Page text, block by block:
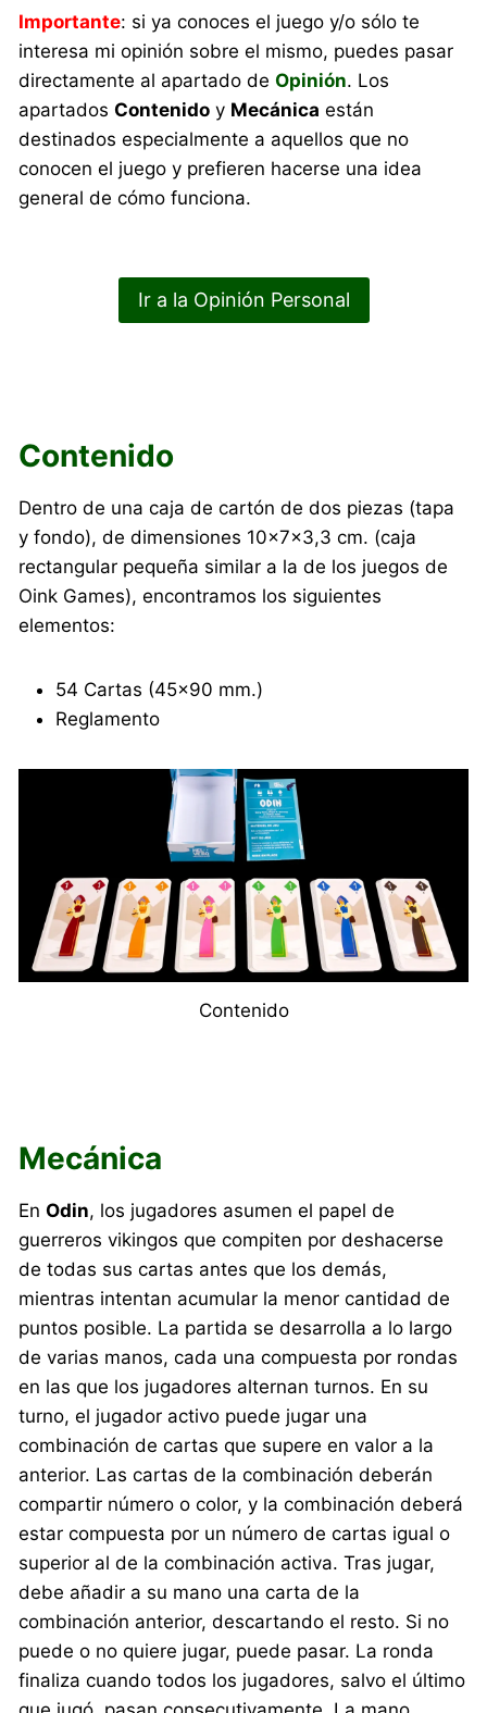
Importante: si ya conoces el juego y/o sólo te
interesa mi opinión sobre el mismo, puedes pasar
directamente al apartado deOpinión. Los
apartadosContenido y Mecánica están
destinados especialmente a aquellos que no
conocen el juego y prefieren hacerse una idea
general de cómo funciona.
Ir a la Opinión Personal
Contenido
Dentro de una caja de cartón de dos piezas (tapa
y fondo), de dimensiones 10×7×3,3 cm. (caja
rectangular pequeña similar a la de los juegos de
Oink Games), encontramos los siguientes
elementos:
54 Cartas (45×90 mm.)
Reglamento
Contenido
Mecánica
EnOdin, los jugadores asumen el papel de
guerreros vikingos que compiten por deshacerse
de todas sus cartas antes que los demás,
mientras intentan acumular la menor cantidad de
puntos posible. La partida se desarrolla a lo largo
de varias manos, cada una compuesta por rondas
en las que los jugadores alternan turnos. En su
turno, el jugador activo puede jugar una
combinación de cartas que supere en valor a la
anterior. Las cartas de la combinación deberán
compartir número o color, y la combinación deberá
estar compuesta por un número de cartas igual o
superior al de la combinación activa. Tras jugar,
debe añadir a su mano una carta de la
combinación anterior, descartando el resto. Si no
puede o no quiere jugar, puede pasar. La ronda
finaliza cuando todos los jugadores, salvo el último